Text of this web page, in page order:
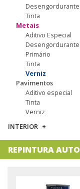
Desengordurante
Tinta
Metais
Aditivo Especial
Desengordurante
Primário
Tinta
Verniz
Pavimentos
Aditivo especial
Tinta
Verniz
INTERIOR
REPINTURA AUTO